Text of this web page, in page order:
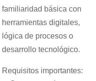
familiaridad básica con
herramientas digitales,
lógica de procesos o
desarrollo tecnológico.
Requisitos importantes: